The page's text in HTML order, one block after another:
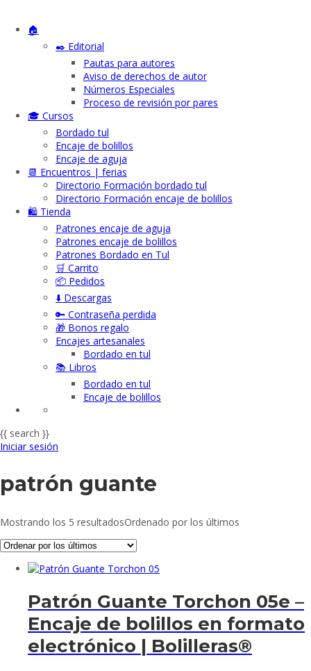
🏠
✒️ Editorial
Pautas para autores
Aviso de derechos de autor
Números Especiales
Proceso de revisión por pares
🎓 Cursos
Bordado tul
Encaje de bolillos
Encaje de aguja
📆 Encuentros | ferias
Directorio Formación bordado tul
Directorio Formación encaje de bolillos
🛍️ Tienda
Patrones encaje de aguja
Patrones encaje de bolillos
Patrones Bordado en Tul
🛒 Carrito
📦 Pedidos
⬇️ Descargas
🔑 Contraseña perdida
🎁 Bonos regalo
Encajes artesanales
Bordado en tul
📚 Libros
Bordado en tul
Encaje de bolillos
{{ search }}
Iniciar sesión
patrón guante
Mostrando los 5 resultadosOrdenado por los últimos
Patrón Guante Torchon 05e –
Encaje de bolillos en formato
electrónico | Bolilleras®